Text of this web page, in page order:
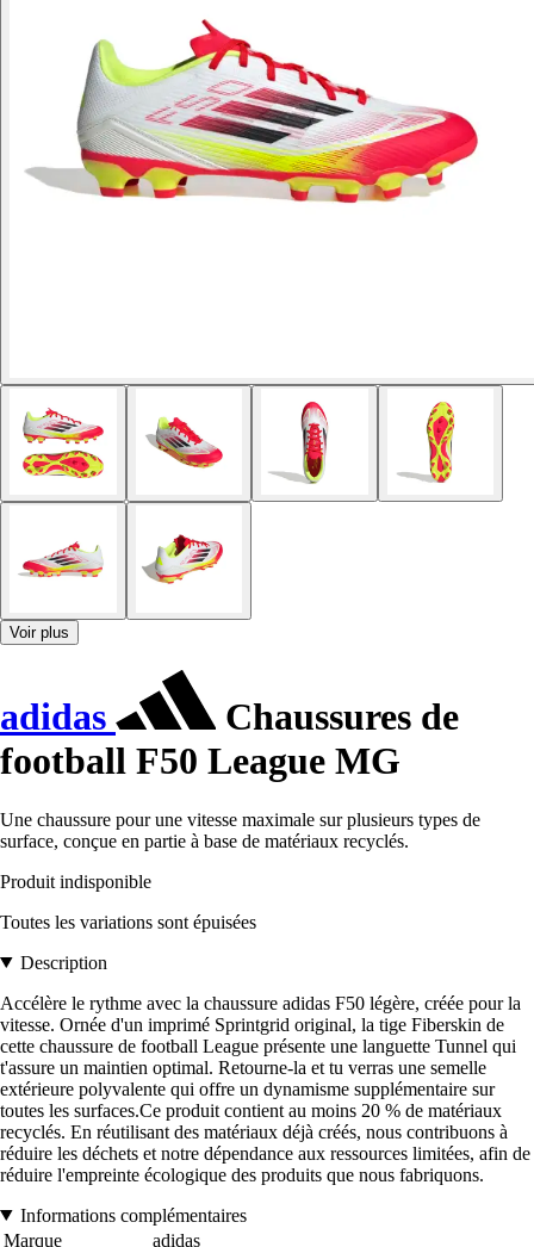
Voir plus
adidas
Chaussures de
football F50 League MG
Une chaussure pour une vitesse maximale sur plusieurs types de
surface, conçue en partie à base de matériaux recyclés.
Produit indisponible
Toutes les variations sont épuisées
Description
Accélère le rythme avec la chaussure adidas F50 légère, créée pour la
vitesse. Ornée d'un imprimé Sprintgrid original, la tige Fiberskin de
cette chaussure de football League présente une languette Tunnel qui
t'assure un maintien optimal. Retourne-la et tu verras une semelle
extérieure polyvalente qui offre un dynamisme supplémentaire sur
toutes les surfaces.Ce produit contient au moins 20 % de matériaux
recyclés. En réutilisant des matériaux déjà créés, nous contribuons à
réduire les déchets et notre dépendance aux ressources limitées, afin de
réduire l'empreinte écologique des produits que nous fabriquons.
Informations complémentaires
Marque
adidas